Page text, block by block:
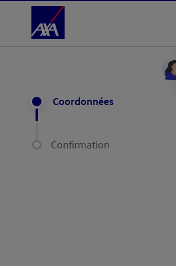
Accéder au Contenu
Coordonnées
Confirmation